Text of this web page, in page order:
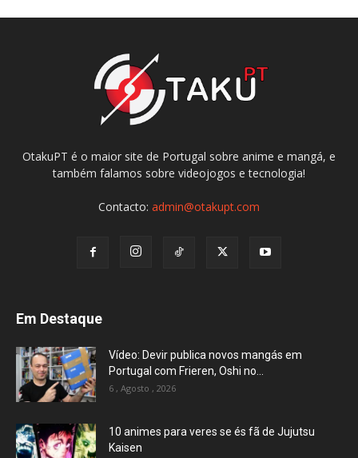
OtakuPT é o maior site de Portugal sobre anime e mangá, e
também falamos sobre videojogos e tecnologia!
Contacto: admin@otakupt.com
Em Destaque
Vídeo: Devir publica novos mangás em
Portugal com Frieren, Oshi no...
6 , Agosto , 2026
10 animes para veres se és fã de Jujutsu
Kaisen